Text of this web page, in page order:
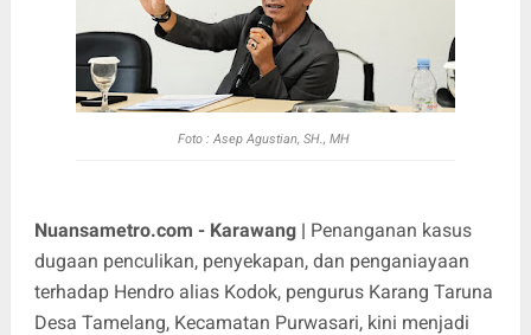
Foto : Asep Agustian, SH., MH
Nuansametro.com - Karawang | Penanganan kasus
dugaan penculikan, penyekapan, dan penganiayaan
terhadap Hendro alias Kodok, pengurus Karang Taruna
Desa Tamelang, Kecamatan Purwasari, kini menjadi